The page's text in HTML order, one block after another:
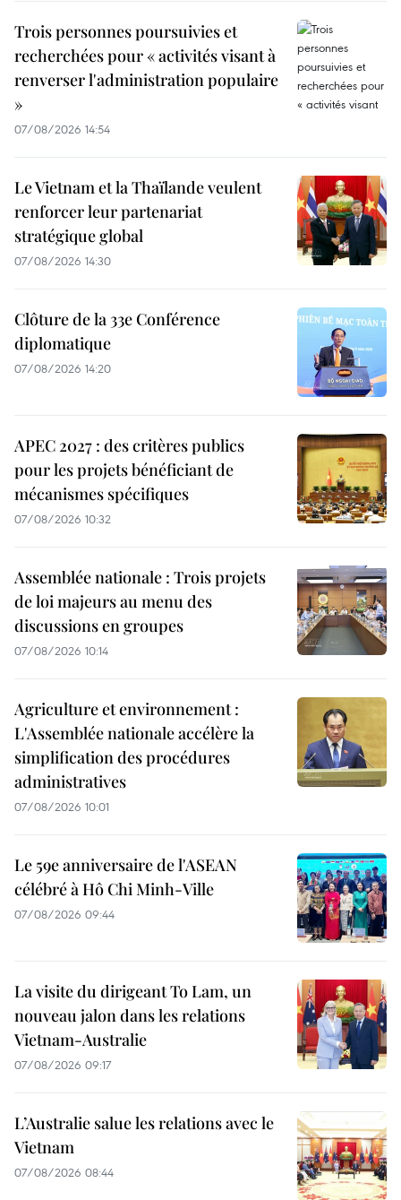
Trois personnes poursuivies et
recherchées pour « activités visant à
renverser l'administration populaire
»
07/08/2026 14:54
Le Vietnam et la Thaïlande veulent
renforcer leur partenariat
stratégique global
07/08/2026 14:30
Clôture de la 33e Conférence
diplomatique
07/08/2026 14:20
APEC 2027 : des critères publics
pour les projets bénéficiant de
mécanismes spécifiques
07/08/2026 10:32
Assemblée nationale : Trois projets
de loi majeurs au menu des
discussions en groupes
07/08/2026 10:14
Agriculture et environnement :
L'Assemblée nationale accélère la
simplification des procédures
administratives
07/08/2026 10:01
Le 59e anniversaire de l'ASEAN
célébré à Hô Chi Minh-Ville
07/08/2026 09:44
La visite du dirigeant To Lam, un
nouveau jalon dans les relations
Vietnam-Australie
07/08/2026 09:17
L’Australie salue les relations avec le
Vietnam
07/08/2026 08:44